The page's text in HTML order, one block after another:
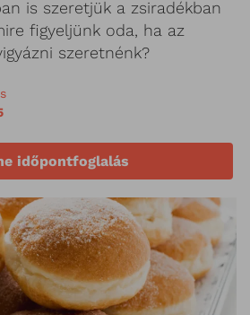
is szeretjük a zsiradékban
figyeljünk oda, ha az
szeretnénk?
időpontfoglalás